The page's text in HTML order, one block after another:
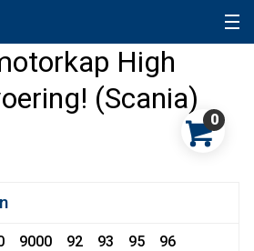
High
(Scania)
0
9000 92 93 95 96